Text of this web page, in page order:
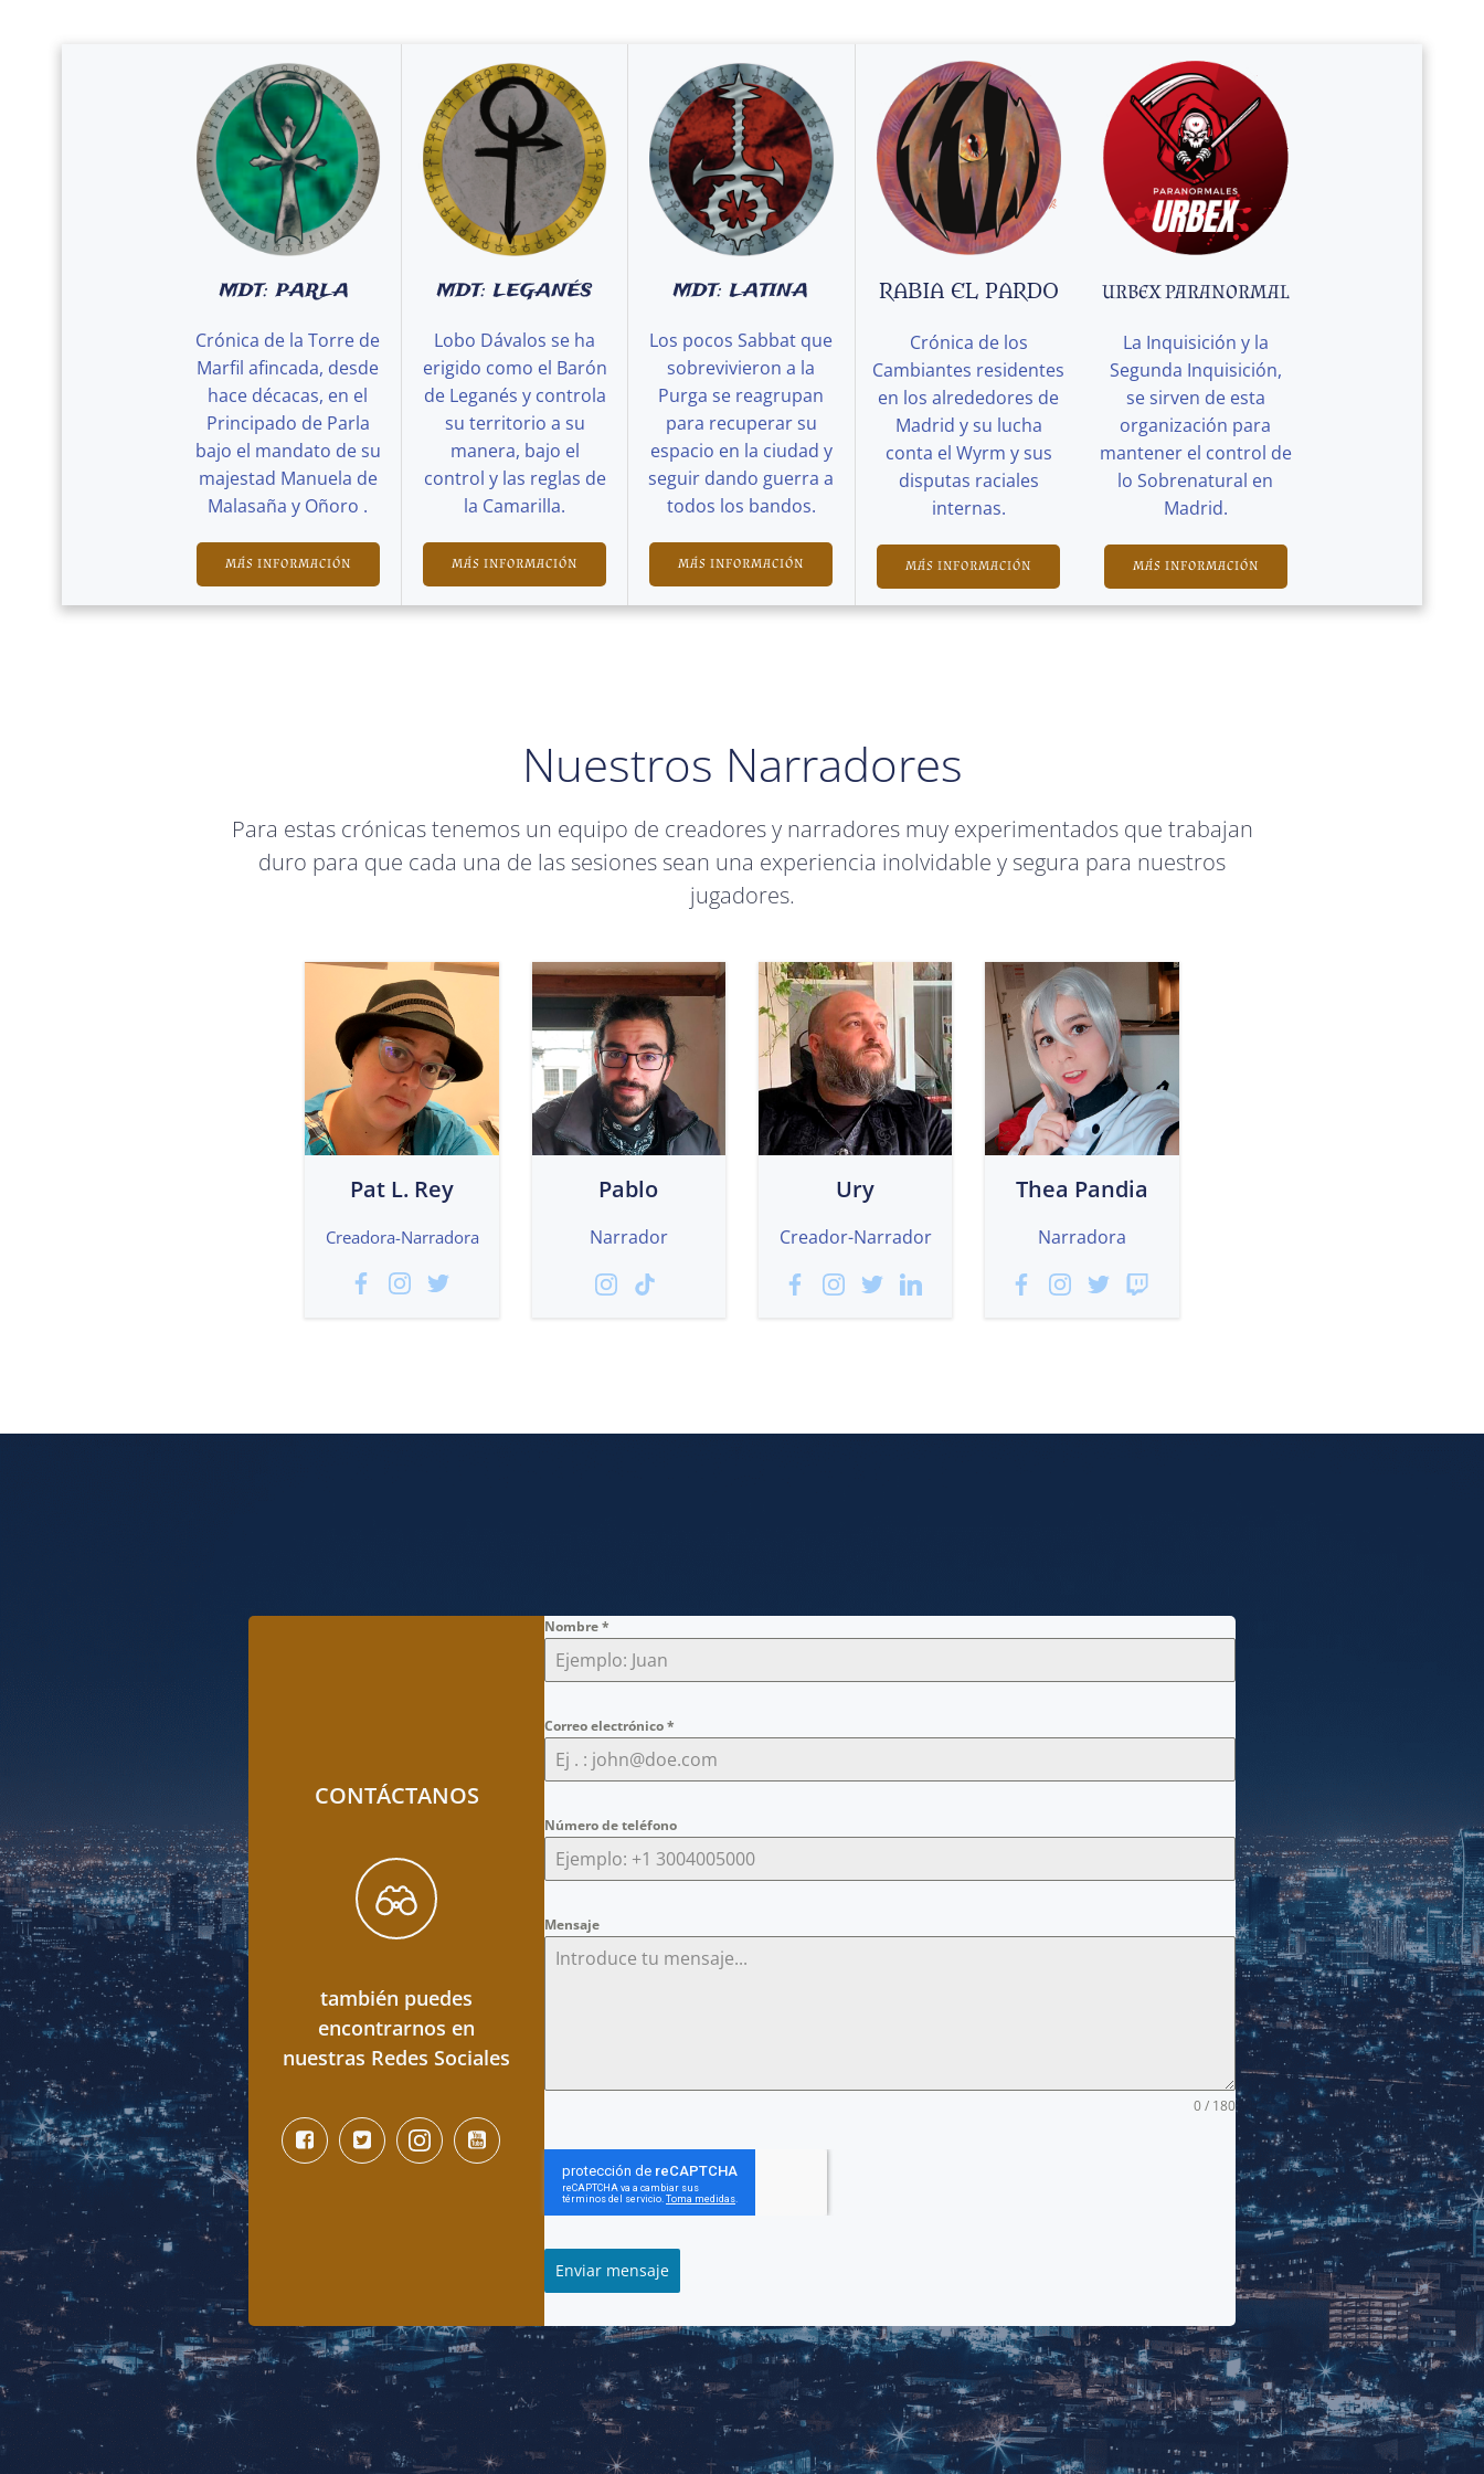
MDT: PARLA
Crónica de la Torre de
Marfil afincada, desde
hace décacas, en el
Principado de Parla
bajo el mandato de su
majestad Manuela de
Malasaña y Oñoro .
MÁS INFORMACIÓN
MDT: LEGANÉS
Lobo Dávalos se ha
erigido como el Barón
de Leganés y controla
su territorio a su
manera, bajo el
control y las reglas de
la Camarilla.
MÁS INFORMACIÓN
MDT: LATINA
Los pocos Sabbat que
sobrevivieron a la
Purga se reagrupan
para recuperar su
espacio en la ciudad y
seguir dando guerra a
todos los bandos.
MÁS INFORMACIÓN
RABIA EL PARDO
Crónica de los
Cambiantes residentes
en los alrededores de
Madrid y su lucha
conta el Wyrm y sus
disputas raciales
internas.
MÁS INFORMACIÓN
URBEX PARANORMAL
La Inquisición y la
Segunda Inquisición,
se sirven de esta
organización para
mantener el control de
lo Sobrenatural en
Madrid.
MÁS INFORMACIÓN
Nuestros Narradores
Para estas crónicas tenemos un equipo de creadores y narradores muy experimentados que trabajan
duro para que cada una de las sesiones sean una experiencia inolvidable y segura para nuestros
jugadores.
Pat L. Rey
Creadora-Narradora
Pablo
Narrador
Ury
Creador-Narrador
Thea Pandia
Narradora
CONTÁCTANOS
también puedes
encontrarnos en
nuestras Redes Sociales
Nombre*
Correo electrónico*
Número de teléfono
Mensaje
0 / 180
Enviar mensaje